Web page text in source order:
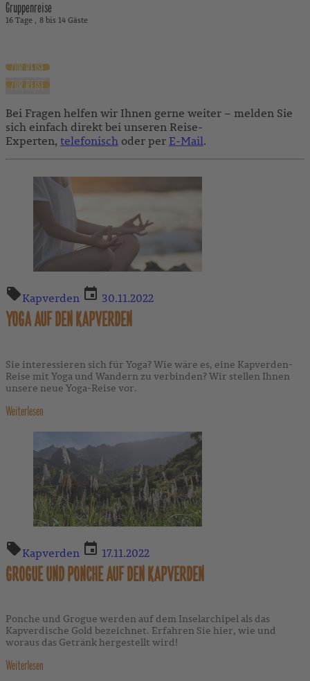
Gruppenreise
16 Tage 8 bis 14 Gäste
ZUR REISE
ZUR REISE
Bei Fragen helfen wir Ihnen gerne weiter – melden Sie
sich einfach direkt bei unseren Reise-
Experten, telefonisch oder per E-Mail.
Kapverden 30.11.2022
YOGA AUF DEN KAPVERDEN
Sie interessieren sich für Yoga? Wie wäre es, eine Kapverden-
Reise mit Yoga und Wandern zu verbinden? Wir stellen Ihnen
unsere neue Yoga-Reise vor.
Weiterlesen
Kapverden 17.11.2022
GROGUE UND PONCHE AUF DEN KAPVERDEN
Ponche und Grogue werden auf dem Inselarchipel als das
Kapverdische Gold bezeichnet. Erfahren Sie hier, wie und
woraus das Getränk hergestellt wird!
Weiterlesen